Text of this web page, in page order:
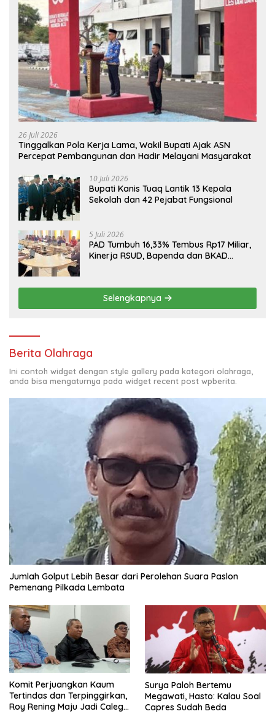
26 Juli 2026
Tinggalkan Pola Kerja Lama, Wakil Bupati Ajak ASN
Percepat Pembangunan dan Hadir Melayani Masyarakat
10 Juli 2026
Bupati Kanis Tuaq Lantik 13 Kepala
Sekolah dan 42 Pejabat Fungsional
5 Juli 2026
PAD Tumbuh 16,33% Tembus Rp17 Miliar,
Kinerja RSUD, Bapenda dan BKAD
Selengkapnya
Berita Olahraga
Ini contoh widget dengan style gallery pada kategori olahraga,
anda bisa mengaturnya pada widget recent post wpberita.
Jumlah Golput Lebih Besar dari Perolehan Suara Paslon
Pemenang Pilkada Lembata
Komit Perjuangkan Kaum
Tertindas dan Terpinggirkan,
Roy Rening Maju Jadi Caleg
Surya Paloh Bertemu
Megawati, Hasto: Kalau Soal
Capres Sudah Beda